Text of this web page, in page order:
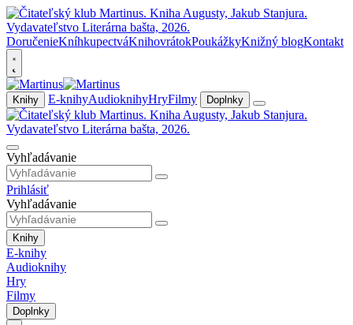
DoručenieKníhkupectváKnihovrátokPoukážkyKnižný blogKontakt
Knihy E-knihyAudioknihyHryFilmy Doplnky
Vyhľadávanie
Prihlásiť
Vyhľadávanie
Knihy
E-knihy
Audioknihy
Hry
Filmy
Doplnky